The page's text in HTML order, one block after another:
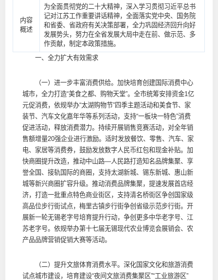
内容
概述
为全面贯彻党的二十大精神，深入学习贯彻习近平总书
记对江苏工作重要讲话精神，全面落实党中央、国务院
和省委、省政府有关决策部署，全力巩固经济回升向好
发展势头，努力在全省发展大局中走在前、做示范、多
作贡献，制定本政策措施。
一、全力扩大有效需求
（一）进一步丰富消费供给。加快培育创建国际消费中心
城市，全力打造“美食之都、购物天堂”。全市统筹安排资金1亿
元促消费，依规举办“太湖购物节”四季主题活动和美食节、家
装节、汽车文化嘉年华等系列活动，支持“一板块一特色”消费
促进活动，释放消费潜力。持续开展销售竞赛活动，对全年销
售额增量20强企业进行激励。适时发放餐饮、零售、汽车、家
电、家居等消费券，鼓励发放数字人民币红包和现金补贴。加
快商圈提升改造，推动中山路—人民路打造知名品牌集聚、享
誉全国、接轨国际的商圈，支持太湖新城、锡东新城、惠山新
城等新兴商圈扩容升级。推动消费品牌集聚，提速发展首店经
济，打造一批重点特色商业街区，支持清名桥街区争创国家级
高品位步行街试点，梅里古镇步行街争创省级示范步行街。开
展新一轮无锡老字号培育提升行动，争创更多中华老字号、江
苏老字号。依规举办第十七届无锡现代农业博览会展销会、农
产品品牌营销促销大赛等活动。
（二）提升文旅体育消费水平。深化国家文化和旅游消费
试点城市建设，培育建设“夜间文旅消费集聚区”“工业旅游区”